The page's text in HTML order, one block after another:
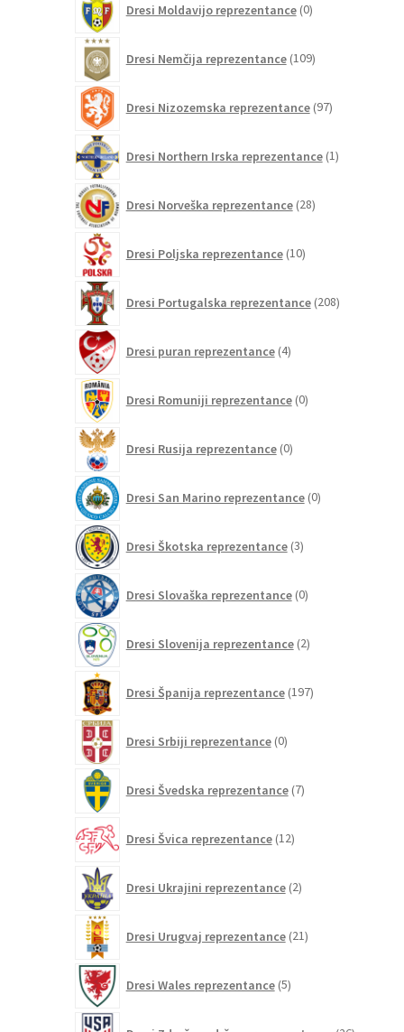
Dresi Moldavijo reprezentance 0izdelkov
Dresi Nemčija reprezentance 109izdelkov
Dresi Nizozemska reprezentance 97izdelkov
Dresi Northern Irska reprezentance 1izdelek
Dresi Norveška reprezentance 28izdelkov
Dresi Poljska reprezentance 10izdelkov
Dresi Portugalska reprezentance 208izdelkov
Dresi puran reprezentance 4izdelki
Dresi Romuniji reprezentance 0izdelkov
Dresi Rusija reprezentance 0izdelkov
Dresi San Marino reprezentance 0izdelkov
Dresi Škotska reprezentance 3izdelki
Dresi Slovaška reprezentance 0izdelkov
Dresi Slovenija reprezentance 2izdelka
Dresi Španija reprezentance 197izdelkov
Dresi Srbiji reprezentance 0izdelkov
Dresi Švedska reprezentance 7izdelkov
Dresi Švica reprezentance 12izdelkov
Dresi Ukrajini reprezentance 2izdelka
Dresi Urugvaj reprezentance 21izdelkov
Dresi Wales reprezentance 5izdelkov